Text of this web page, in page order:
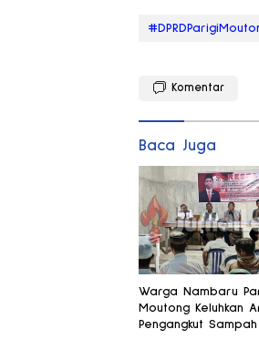
Komentar
Baca Juga
Warga Nambaru
Moutong Keluhkan
Pengangkut